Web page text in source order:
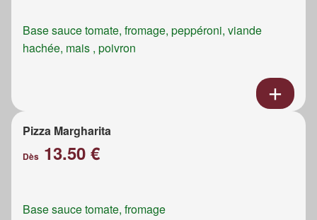
Base sauce tomate, fromage, peppéroni, viande
hachée, mais , poivron
Pizza Margharita
Dès 13.50 €
Base sauce tomate, fromage